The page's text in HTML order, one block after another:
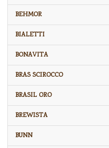
BEHMOR
BIALETTI
BONAVITA
BRAS SCIROCCO
BRASIL ORO
BREWISTA
BUNN